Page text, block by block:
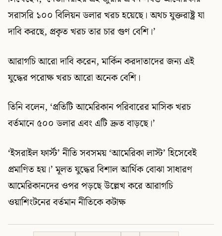
সরাসরি ১০০ বিলিয়ন ডলার খরচ হয়েছে। অথচ যুক্তরাষ্ট্র যা
দাবি করছে, প্রকৃত খরচ তার চার গুণ বেশি।’
আরাগচি আরো দাবি করেন, মার্কিন করদাতাদের জন্য এই
যুদ্ধের পরোক্ষ খরচ আরো অনেক বেশি।
তিনি বলেন, ‘প্রতিটি আমেরিকান পরিবারের মাসিক খরচ
বর্তমানে ৫০০ ডলার এবং এটি দ্রুত বাড়ছে।’
‘ইসরাইল ফার্স্ট’ নীতি সবসময় ‘আমেরিকা লাস্ট’ হিসেবেই
প্রমাণিত হয়।’ মূলত যুদ্ধের বিশাল আর্থিক বোঝা সাধারণ
আমেরিকানদের ওপর পড়ছে উল্লেখ করে আরাগচি
ওয়াশিংটনের বর্তমান নীতিকে কটাক্ষ